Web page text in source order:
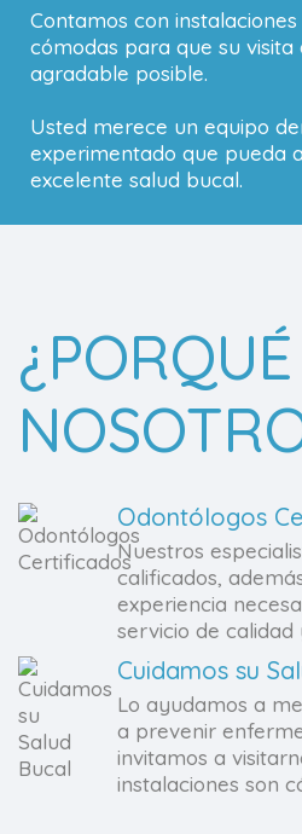
Contamos con
cómodas para que su visita
agradable posible.
Usted merece un equipo
experimentado que pueda
excelente salud bucal.
¿PORQUÉ
Odontólogos
Nuestros
calificados,
experiencia
servicio de calidad
Cuidamos su
Lo ayudamos a
a prevenir
invitamos a
instalaciones son